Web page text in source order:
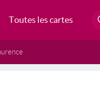
Toutes les cartes